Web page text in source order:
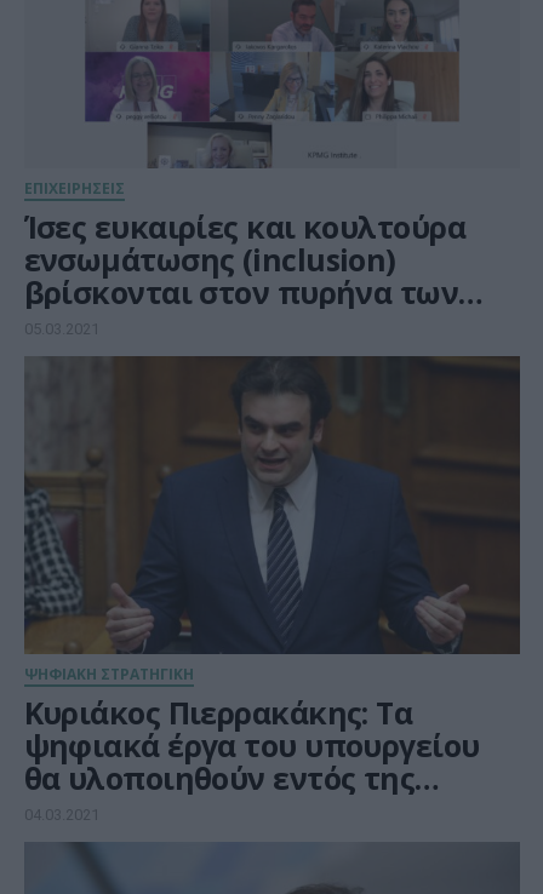
ΕΠΙΧΕΙΡΗΣΕΙΣ
Ίσες ευκαιρίες και κουλτούρα
ενσωμάτωσης (inclusion)
βρίσκονται στον πυρήνα των
προτεραιοτήτων που θέτουν οι
επιχειρήσεις
05.03.2021
ΨΗΦΙΑΚΗ ΣΤΡΑΤΗΓΙΚΗ
Κυριάκος Πιερρακάκης: Τα
ψηφιακά έργα του υπουργείου
θα υλοποιηθούν εντός της
τετραετίας
04.03.2021